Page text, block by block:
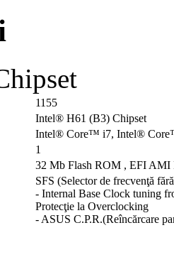
1155
Intel® H61 (B3) Chipset
Intel® Core™ i7, Intel®
1
32 Mb Flash ROM , EFI AMI
SFS (Selector de frecvenţă
- Internal Base Clock tuning
Protecţie la Overclocking
- ASUS C.P.R.(Reîncărcare